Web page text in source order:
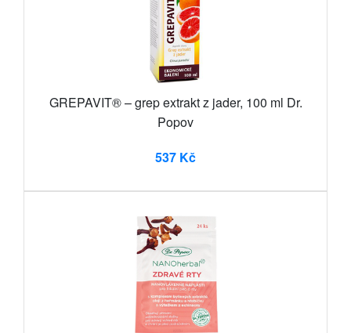
GREPAVIT® – grep extrakt z jader, 100 ml Dr.
Popov
537 Kč